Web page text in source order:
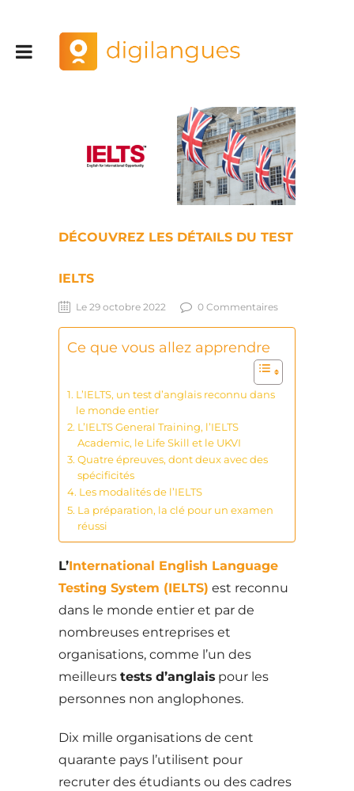
DÉCOUVREZ LES DÉTAILS DU TEST
IELTS
Le 29 octobre 2022 0 Commentaires
Ce que vous allez apprendre
L’IELTS, un test d’anglais reconnu dans
le monde entier
L’IELTS General Training, l’IELTS
Academic, le Life Skill et le UKVI
Quatre épreuves, dont deux avec des
spécificités
Les modalités de l’IELTS
La préparation, la clé pour un examen
réussi
L’International English Language
Testing System (IELTS) est reconnu
dans le monde entier et par de
nombreuses entreprises et
organisations, comme l’un des
meilleurs tests d’anglais pour les
personnes non anglophones.
Dix mille organisations de cent
quarante pays l’utilisent pour
recruter des étudiants ou des cadres